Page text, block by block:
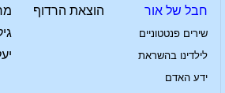
חבל של אור
שירים פנטטוניים
לילדינו בהשראת
ידע האדם
הוצאת הרדוף